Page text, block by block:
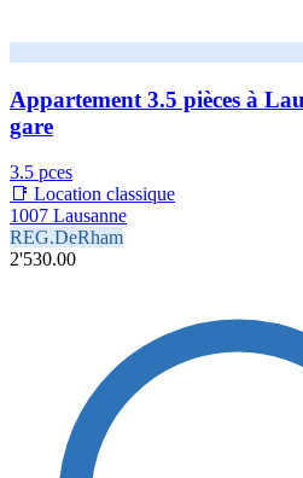
Appartement 3.5 pièces à
gare
3.5 pces
📑 Location classique
1007 Lausanne
REG.DeRham
2'530.00